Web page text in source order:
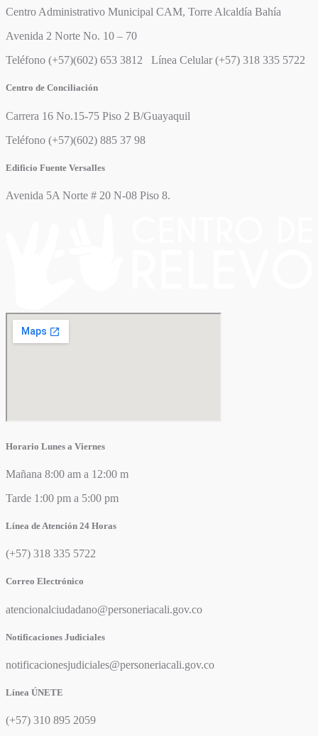
Centro Administrativo Municipal CAM, Torre Alcaldía Bahía
Avenida 2 Norte No. 10 – 70
Teléfono (+57)(602) 653 3812 Línea Celular (+57) 318 335 5722
Centro de Conciliación
Carrera 16 No.15-75 Piso 2 B/Guayaquil
Teléfono (+57)(602) 885 37 98
Edificio Fuente Versalles
Avenida 5A Norte # 20 N-08 Piso 8.
Horario Lunes a Viernes
Mañana 8:00 am a 12:00 m
Tarde 1:00 pm a 5:00 pm
Línea de Atención 24 Horas
(+57) 318 335 5722
Correo Electrónico
atencionalciudadano@personeriacali.gov.co
Notificaciones Judiciales
notificacionesjudiciales@personeriacali.gov.co
Línea ÚNETE
(+57) 310 895 2059